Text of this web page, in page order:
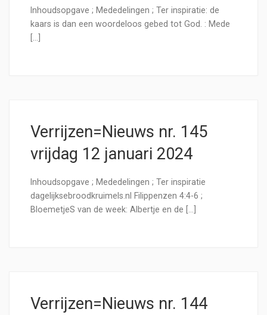
Inhoudsopgave ; Mededelingen ; Ter inspiratie: de
kaars is dan een woordeloos gebed tot God. : Mede
[…]
Verrijzen=Nieuws nr. 145
vrijdag 12 januari 2024
Inhoudsopgave ; Mededelingen ; Ter inspiratie
dagelijksebroodkruimels.nl Filippenzen 4:4-6 ;
BloemetjeS van de week: Albertje en de […]
Verrijzen=Nieuws nr. 144